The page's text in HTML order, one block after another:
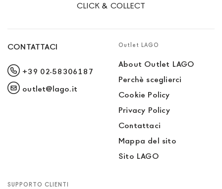
CLICK & COLLECT
CONTATTACI
+39 02-58306187
outlet@lago.it
Outlet LAGO
About Outlet LAGO
Perchè sceglierci
Cookie Policy
Privacy Policy
Contattaci
Mappa del sito
Sito LAGO
SUPPORTO CLIENTI